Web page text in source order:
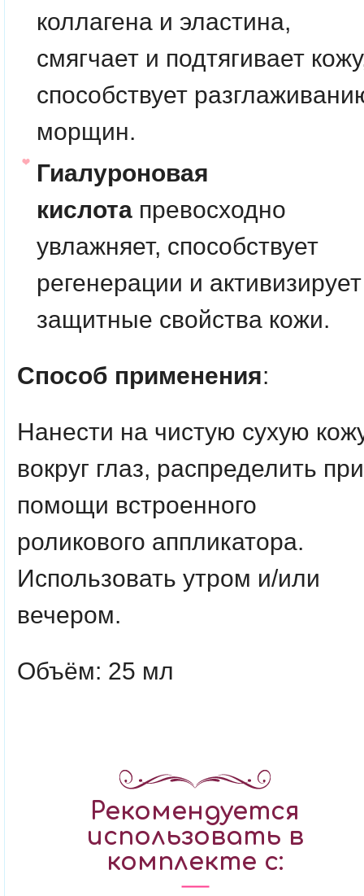
коллагена и эластина,
смягчает и подтягивает
способствует
морщин.
Гиалуроновая
кислота превосходно
увлажняет, способствует
регенерации и активизирует
защитные свойства кожи.
Способ применения:
Нанести на чистую сухую
вокруг глаз, распределить при
помощи встроенного
роликового аппликатора.
Использовать утром и/или
вечером.
Объём: 25 мл
Рекомендуется
использовать в
комплекте с: